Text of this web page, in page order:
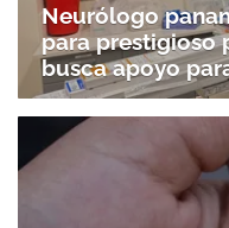
Neurólogo
para prestigioso
busca apoyo